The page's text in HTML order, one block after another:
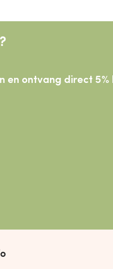
en ontvang direct 5%